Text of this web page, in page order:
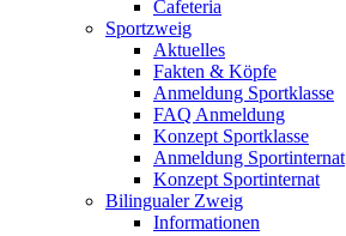
Cafeteria
Sportzweig
Aktuelles
Fakten & Köpfe
Anmeldung Sportklasse
FAQ Anmeldung
Konzept Sportklasse
Anmeldung Sportinternat
Konzept Sportinternat
Bilingualer Zweig
Informationen